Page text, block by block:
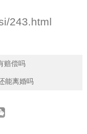
243.html
赔偿吗
能离婚吗